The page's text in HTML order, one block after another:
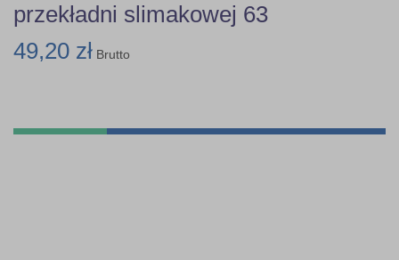
przekładni slimakowej 63
49,20 zł Brutto